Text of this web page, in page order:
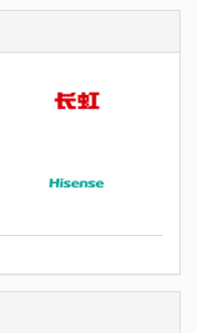
4GB, SMART TV
解码+DTS, 五段式均
效